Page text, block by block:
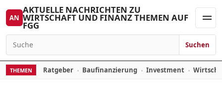
Zum Inhalt springen
AN
AKTUELLE NACHRICHTEN ZU
WIRTSCHAFT UND FINANZ THEMEN AUF
FGG
Suchen nach:
Suchen
THEMEN Ratgeber Baufinanzierung Investment